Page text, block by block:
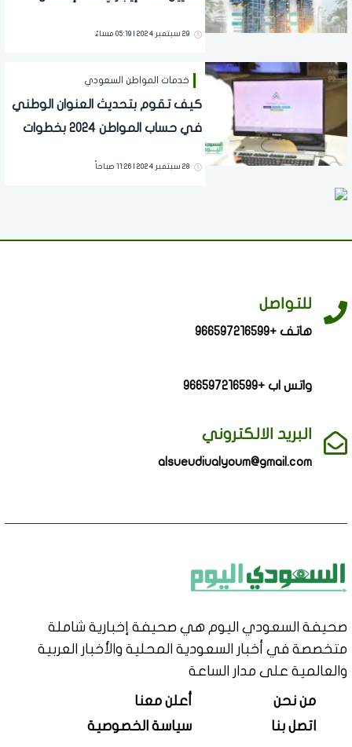
29 سبتمبر 2024 | 05:19 مساءً
خدمات المواطن السعودي
كيف تقوم بتحديث العنوان الوطني
في حساب المواطن 2024 بخطوات
28 سبتمبر 2024 | 11:26 صباحاً
للتواصل
هاتف +966597216599
واتس اب +966597216599
البريد الالكتروني
alsueudiualyoum@gmail.com
صحيفة السعودي اليوم هي صحيفة إخبارية شاملة
متخصصة في أخبار السعودية المحلية والأخبار العربية
والعالمية على مدار الساعة
من نحن
أعلن معنا
اتصل بنا
سياسة الخصوصية